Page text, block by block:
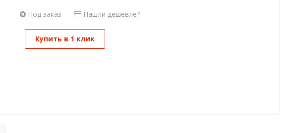
Под заказ Нашли дешевле?
Купить в 1 клик